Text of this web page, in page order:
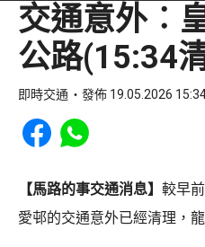
交通意外︰
公路(15:34
即時交通 發佈 19.05.2026
Share to Facebook
Share to WhatsApp
【馬路的事交通消息】 較早
愛邨的交通意外已經清理，